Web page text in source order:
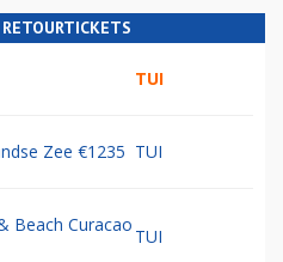
TUI
Zee €1235 TUI
Beach Curacao
TUI